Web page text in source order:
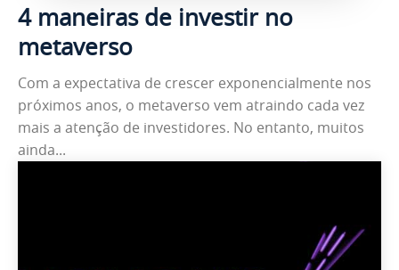
4 maneiras de investir no
metaverso
Com a expectativa de crescer exponencialmente nos
próximos anos, o metaverso vem atraindo cada vez
mais a atenção de investidores. No entanto, muitos
ainda...